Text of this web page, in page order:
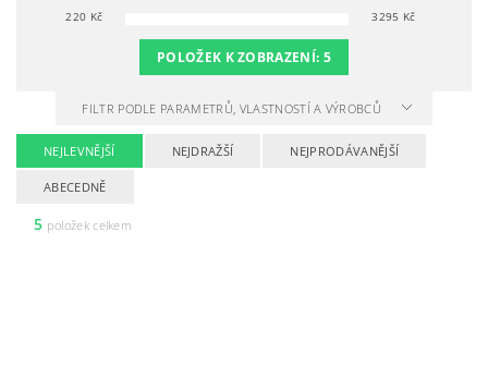
220 Kč 3295 Kč
POLOŽEK K ZOBRAZENÍ: 5
FILTR PODLE PARAMETRŮ, VLASTNOSTÍ A VÝROBCŮ
NEJLEVNĚJŠÍ NEJDRAŽŠÍ NEJPRODÁVANĚJŠÍ
ABECEDNĚ
5 položek celkem